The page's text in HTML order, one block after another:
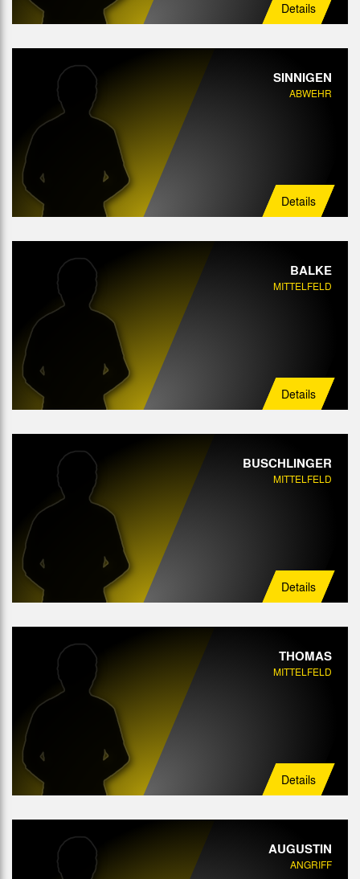
Details
SINNIGEN
ABWEHR
Details
BALKE
MITTELFELD
Details
BUSCHLINGER
MITTELFELD
Details
THOMAS
MITTELFELD
Details
AUGUSTIN
ANGRIFF